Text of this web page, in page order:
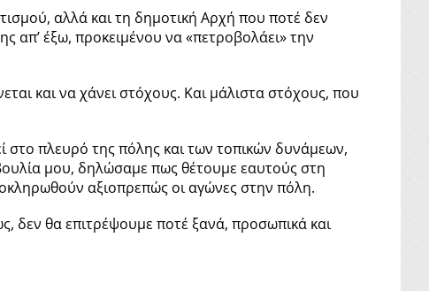
αλλά και τη δημοτική Αρχή που ποτέ δεν
απ’ έξω, προκειμένου να «πετροβολάει» την
και να χάνει στόχους. Και μάλιστα στόχους, που
πλευρό της πόλης και των τοπικών δυνάμεων,
μου, δηλώσαμε πως θέτουμε εαυτούς στη
αξιοπρεπώς οι αγώνες στην πόλη.
δεν θα επιτρέψουμε ποτέ ξανά, προσωπικά και